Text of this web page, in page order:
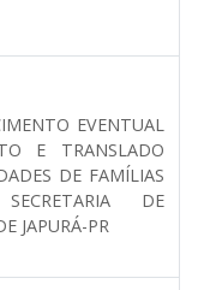
EVENTUAL
E TRANSLADO
DE FAMÍLIAS
DE
JAPURÁ-PR